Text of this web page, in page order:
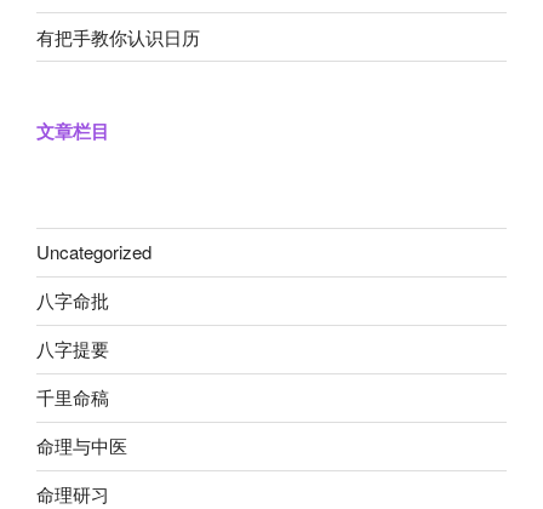
有把手教你认识日历
文章栏目
Uncategorized
八字命批
八字提要
千里命稿
命理与中医
命理研习